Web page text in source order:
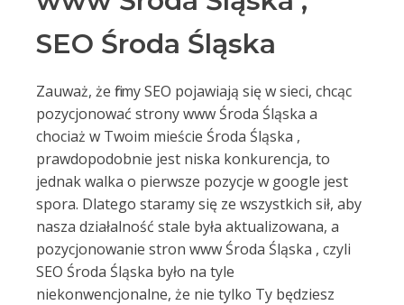
SEO Środa Śląska
Zauważ, że firmy SEO pojawiają się w sieci, chcąc
pozycjonować strony www Środa Śląska a
chociaż w Twoim mieście Środa Śląska ,
prawdopodobnie jest niska konkurencja, to
jednak walka o pierwsze pozycje w google jest
spora. Dlatego staramy się ze wszystkich sił, aby
nasza działalność stale była aktualizowana, a
pozycjonowanie stron www Środa Śląska , czyli
SEO Środa Śląska było na tyle
niekonwencjonalne, że nie tylko Ty będziesz